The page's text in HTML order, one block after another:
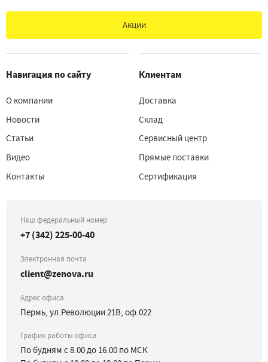
Акции
Навигация по сайту
О компании
Новости
Статьи
Видео
Контакты
Клиентам
Доставка
Склад
Сервисный центр
Прямые поставки
Сертификация
Наш федеральный номер
+7 (342) 225-00-40
Электронная почта
client@zenova.ru
Адрес офиса
Пермь, ул.Революции 21В, оф.022
График работы офиса
По будням с 8.00 до 16.00 по МСК